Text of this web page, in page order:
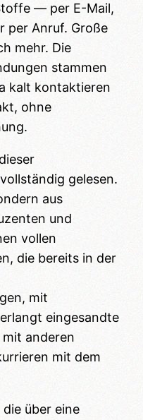
— per E-Mail,
per Anruf. Große
mehr. Die
stammen
kalt kontaktieren
ohne
gelesen.
aus
und
vollen
die bereits in der
mit
eingesandte
anderen
mit dem
über eine